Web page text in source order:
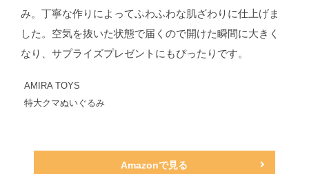
み。丁寧な作りによってふわふわな肌ざわりに仕上げま
した。空気を抜いた状態で届くので開けた瞬間に大きく
なり、サプライズプレゼントにもぴったりです。
AMIRA TOYS
特大クマぬいぐるみ
Amazonで見る